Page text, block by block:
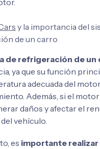
y la importancia del
de un carro
de refrigeración de un
ya que su función
adecuada del
Además, si el
daños y afectar el
vehículo.
es importante realizar